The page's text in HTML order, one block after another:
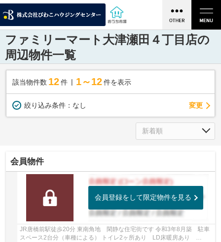
ファミリーマート大津瀬田４丁目店の
周辺物件一覧
該当物件数 12件 1～12 件を表示
絞り込み条件： なし 変更
会員物件
会員登録をして限定物件を見る
JR唐橋前駅徒歩20分 東南角地 閑静な住宅街です 令和3年8月築 駐車
スペース2台分（車種による） トイレ2ヶ所あり LD床暖房あり